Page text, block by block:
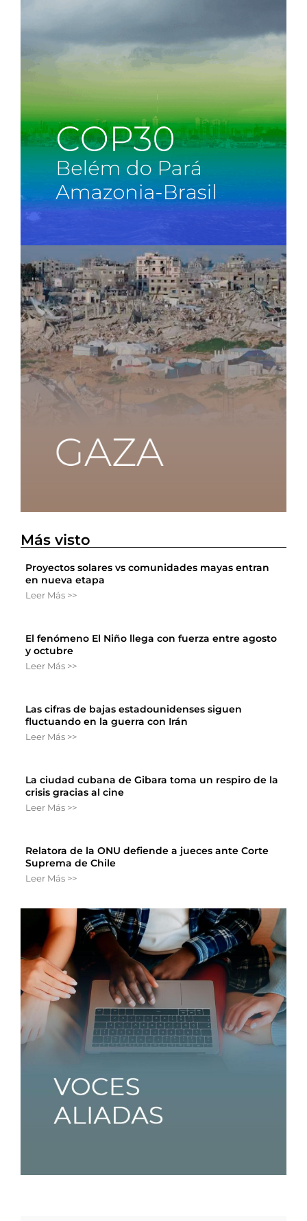
Más visto
Proyectos solares vs comunidades mayas entran
en nueva etapa
Leer Más >>
El fenómeno El Niño llega con fuerza entre agosto
y octubre
Leer Más >>
Las cifras de bajas estadounidenses siguen
fluctuando en la guerra con Irán
Leer Más >>
La ciudad cubana de Gibara toma un respiro de la
crisis gracias al cine
Leer Más >>
Relatora de la ONU defiende a jueces ante Corte
Suprema de Chile
Leer Más >>